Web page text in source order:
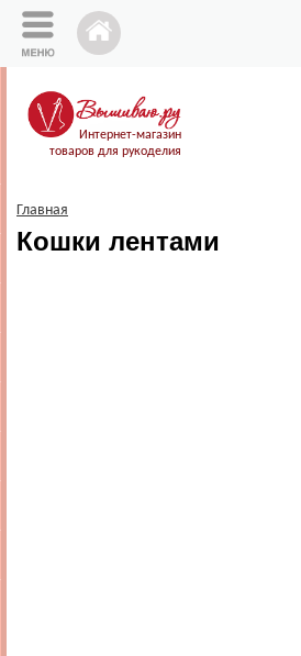
Интернет-магазин
товаров для рукоделия
Главная
Кошки лентами